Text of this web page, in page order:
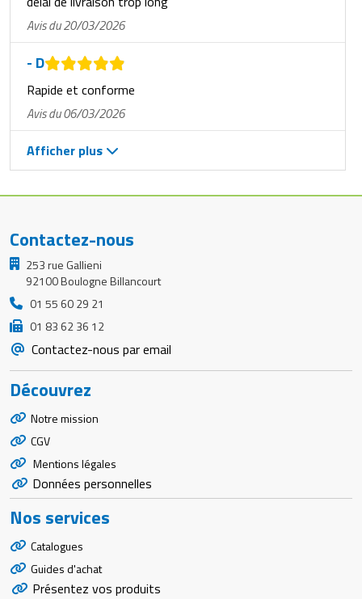
Avis du 20/03/2026
- D
Rapide et conforme
Avis du 06/03/2026
Afficher plus
Contactez-nous
253 rue Gallieni
92100 Boulogne Billancourt
01 55 60 29 21
01 83 62 36 12
Contactez-nous par email
Découvrez
Notre mission
CGV
Mentions légales
Données personnelles
Nos services
Catalogues
Guides d'achat
Présentez vos produits